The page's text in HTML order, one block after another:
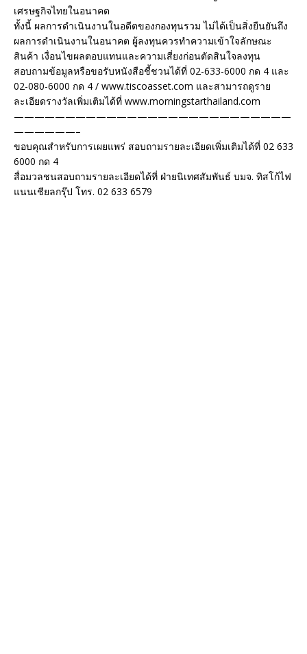
เศรษฐกิจไทยในอนาคต
ทั้งนี้ ผลการดำเนินงานในอดีตของกองทุนรวม ไม่ได้เป็นสิ่งยืนยันถึง
ผลการดำเนินงานในอนาคต ผู้ลงทุนควรทำความเข้าใจลักษณะ
สินค้า เงื่อนไขผลตอบแทนและความเสี่ยงก่อนตัดสินใจลงทุน
สอบถามข้อมูลหรือขอรับหนังสือชี้ชวนได้ที่ 02-633-6000 กด 4 และ
02-080-6000 กด 4 / www.tiscoasset.com และสามารถดูราย
ละเอียดรางวัลเพิ่มเติมได้ที่ www.morningstarthailand.com
———————————————————————————
——————–
ขอบคุณสำหรับการเผยแพร่ สอบถามรายละเอียดเพิ่มเติมได้ที่ 02 633
6000 กด 4
สื่อมวลชนสอบถามรายละเอียดได้ที่ ฝ่ายนิเทศสัมพันธ์ บมจ. ทิสโก้ไฟ
แนนเชียลกรุ๊ป โทร. 02 633 6579